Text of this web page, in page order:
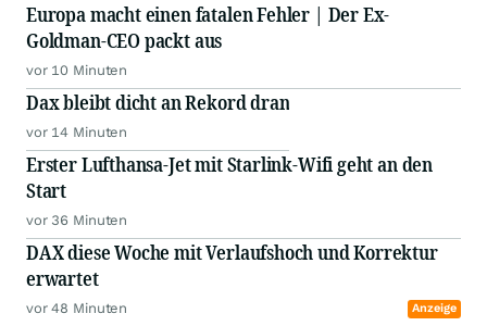
Europa macht einen fatalen Fehler | Der Ex-
Goldman-CEO packt aus
vor 10 Minuten
Dax bleibt dicht an Rekord dran
vor 14 Minuten
Erster Lufthansa-Jet mit Starlink-Wifi geht an den
Start
vor 36 Minuten
DAX diese Woche mit Verlaufshoch und Korrektur
erwartet
vor 48 Minuten Anzeige